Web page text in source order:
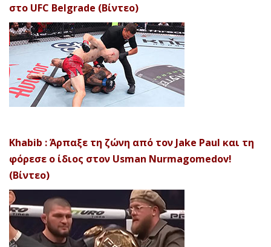
στο UFC Belgrade (Βίντεο)
Khabib : Άρπαξε τη ζώνη από τον Jake Paul και τη
φόρεσε ο ίδιος στον Usman Nurmagomedov!
(Βίντεο)